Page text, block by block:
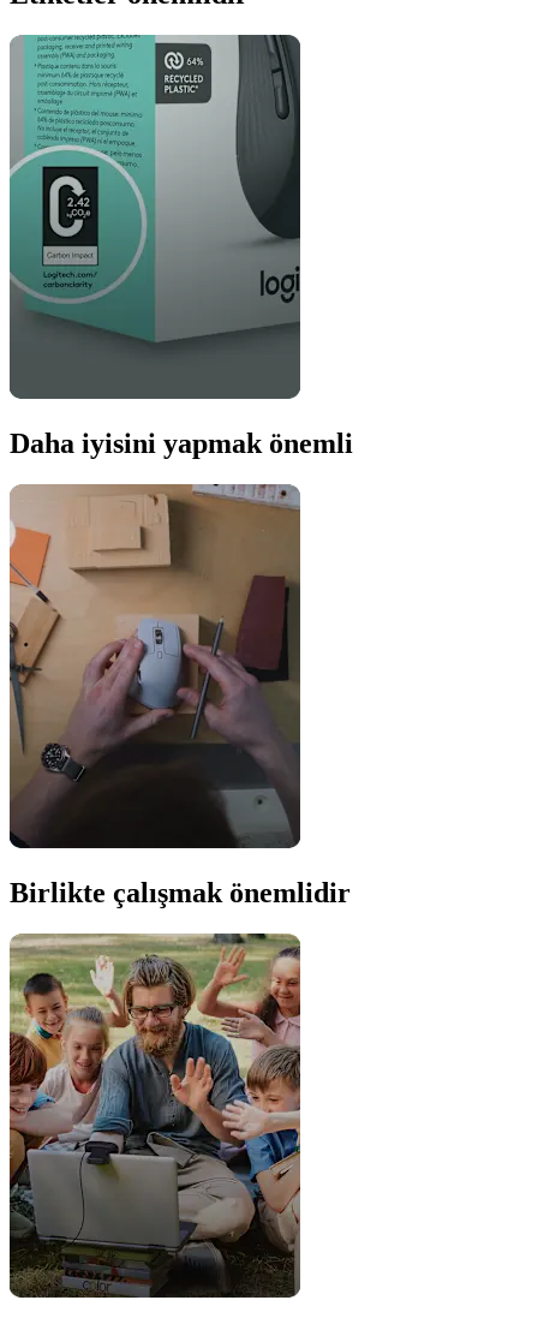
Daha iyisini yapmak önemli
Birlikte çalışmak önemlidir